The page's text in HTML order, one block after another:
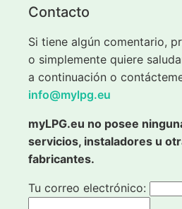
Contacto
Si tiene algún comentario,
o simplemente quiere
a continuación o
info@mylpg.eu
myLPG.eu no posee
servicios, instaladores u
fabricantes.
Tu correo electrónico: